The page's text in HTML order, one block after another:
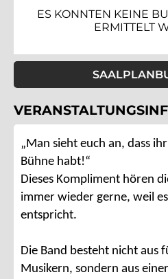
ES KONNTEN KEINE
ERMITTELT
„Man sieht euch an, dass
Bühne habt!“
Dieses Kompliment hören
immer wieder gerne, weil
entspricht.
Die Band besteht nicht aus
Musikern, sondern aus